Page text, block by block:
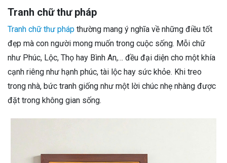
Tranh chữ thư pháp
Tranh chữ thư pháp thường mang ý nghĩa về những điều tốt
đẹp mà con người mong muốn trong cuộc sống. Mỗi chữ
như Phúc, Lộc, Thọ hay Bình An,… đều đại diện cho một khía
cạnh riêng như hạnh phúc, tài lộc hay sức khỏe. Khi treo
trong nhà, bức tranh giống như một lời chúc nhẹ nhàng được
đặt trong không gian sống.